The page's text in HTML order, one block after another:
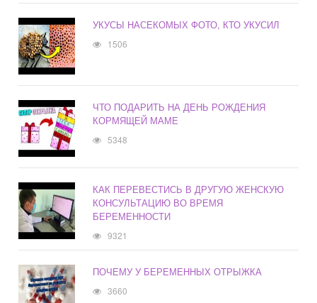
УКУСЫ НАСЕКОМЫХ ФОТО, КТО УКУСИЛ
1506
ЧТО ПОДАРИТЬ НА ДЕНЬ РОЖДЕНИЯ
КОРМЯЩЕЙ МАМЕ
5348
КАК ПЕРЕВЕСТИСЬ В ДРУГУЮ ЖЕНСКУЮ
КОНСУЛЬТАЦИЮ ВО ВРЕМЯ
БЕРЕМЕННОСТИ
9321
ПОЧЕМУ У БЕРЕМЕННЫХ ОТРЫЖКА
3660